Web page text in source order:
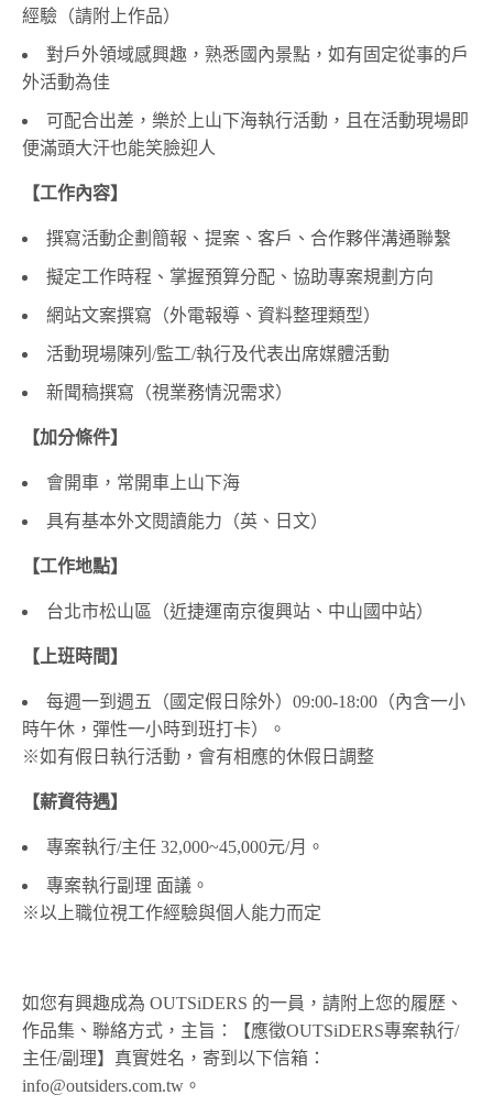
經驗（請附上作品）
對戶外領域感興趣，熟悉國內景點，如有固定從事的戶
外活動為佳
可配合出差，樂於上山下海執行活動，且在活動現場即
便滿頭大汗也能笑臉迎人
【工作內容】
撰寫活動企劃簡報、提案、客戶、合作夥伴溝通聯繫
擬定工作時程、掌握預算分配、協助專案規劃方向
網站文案撰寫（外電報導、資料整理類型）
活動現場陳列/監工/執行及代表出席媒體活動
新聞稿撰寫（視業務情況需求）
【加分條件】
會開車，常開車上山下海
具有基本外文閱讀能力（英、日文）
【工作地點】
台北市松山區（近捷運南京復興站、中山國中站）
【上班時間】
每週一到週五（國定假日除外）09:00-18:00（內含一小
時午休，彈性一小時到班打卡）。
※如有假日執行活動，會有相應的休假日調整
【薪資待遇】
專案執行/主任 32,000~45,000元/月。
專案執行副理 面議。
※以上職位視工作經驗與個人能力而定
如您有興趣成為 OUTSiDERS 的一員，請附上您的履歷、
作品集、聯絡方式，主旨：【應徵OUTSiDERS專案執行/
主任/副理】真實姓名，寄到以下信箱：
info@outsiders.com.tw。